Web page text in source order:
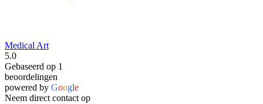
Medical Art
5.0
Gebaseerd op 1
beoordelingen
powered by Google
Neem direct contact op